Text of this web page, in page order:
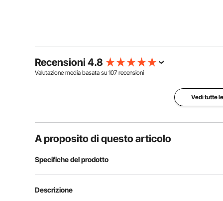
Recensioni 4.8
Valutazione media basata su 107 recensioni
Vedi tutte
A proposito di questo articolo
Specifiche del prodotto
Numero modello articolo
Descrizione